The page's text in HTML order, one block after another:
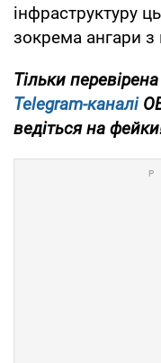
інфраструктуру
зокрема ангари
Тільки
Telegram-каналі
ведіться на